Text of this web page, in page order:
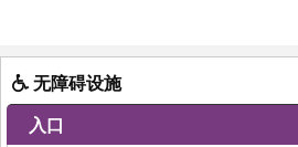
无障碍设施
入口